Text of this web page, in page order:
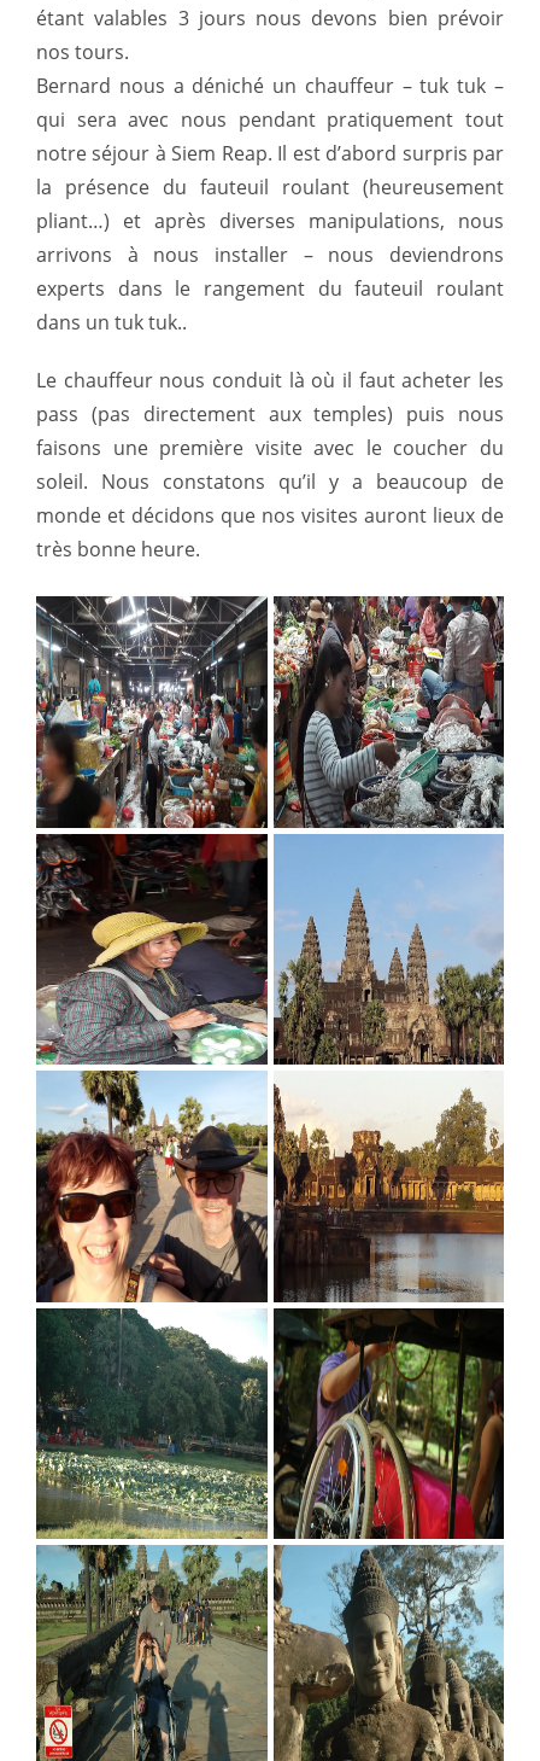
étant valables 3 jours nous devons bien prévoir
nos tours.
Bernard nous a déniché un chauffeur – tuk tuk –
qui sera avec nous pendant pratiquement tout
notre séjour à Siem Reap. Il est d’abord surpris par
la présence du fauteuil roulant (heureusement
pliant…) et après diverses manipulations, nous
arrivons à nous installer – nous deviendrons
experts dans le rangement du fauteuil roulant
dans un tuk tuk..
Le chauffeur nous conduit là où il faut acheter les
pass (pas directement aux temples) puis nous
faisons une première visite avec le coucher du
soleil. Nous constatons qu’il y a beaucoup de
monde et décidons que nos visites auront lieux de
très bonne heure.